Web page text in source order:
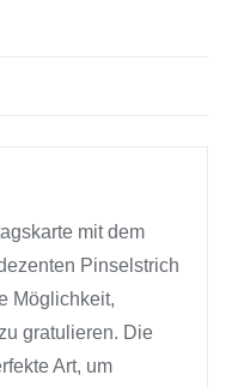
mit dem
Pinselstrich
Möglichkeit,
gratulieren. Die
Art, um